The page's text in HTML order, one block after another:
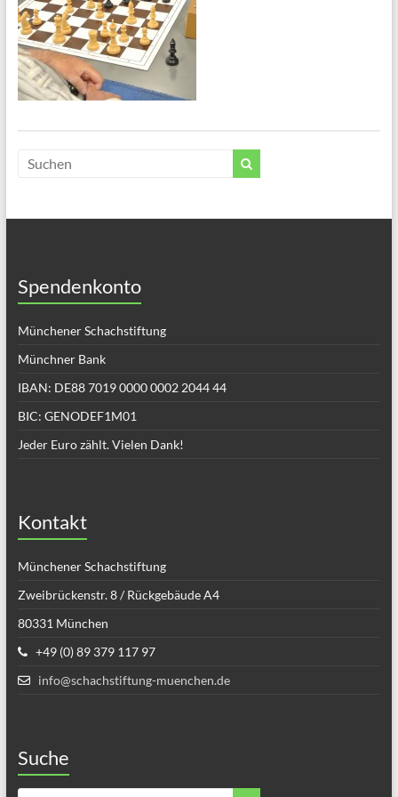
Spendenkonto
Münchener Schachstiftung
Münchner Bank
IBAN: DE88 7019 0000 0002 2044 44
BIC: GENODEF1M01
Jeder Euro zählt. Vielen Dank!
Kontakt
Münchener Schachstiftung
Zweibrückenstr. 8 / Rückgebäude A4
80331 München
+49 (0) 89 379 117 97
info@schachstiftung-muenchen.de
Suche